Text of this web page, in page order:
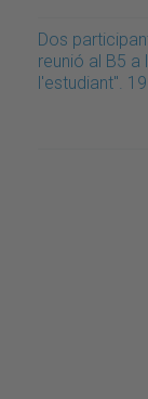
Dos
reunió al B5 a
l'estudiant".